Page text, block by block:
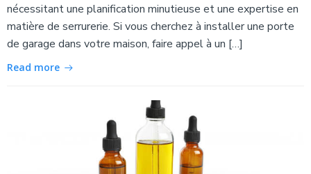
nécessitant une planification minutieuse et une expertise en
matière de serrurerie. Si vous cherchez à installer une porte
de garage dans votre maison, faire appel à un […]
Read more